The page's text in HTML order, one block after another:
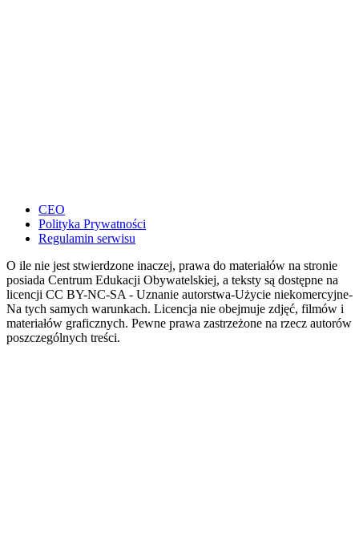
CEO
Polityka Prywatności
Regulamin serwisu
O ile nie jest stwierdzone inaczej, prawa do materiałów na stronie
posiada Centrum Edukacji Obywatelskiej, a teksty są dostępne na
licencji CC BY-NC-SA - Uznanie autorstwa-Użycie niekomercyjne-
Na tych samych warunkach. Licencja nie obejmuje zdjęć, filmów i
materiałów graficznych. Pewne prawa zastrzeżone na rzecz autorów
poszczególnych treści.